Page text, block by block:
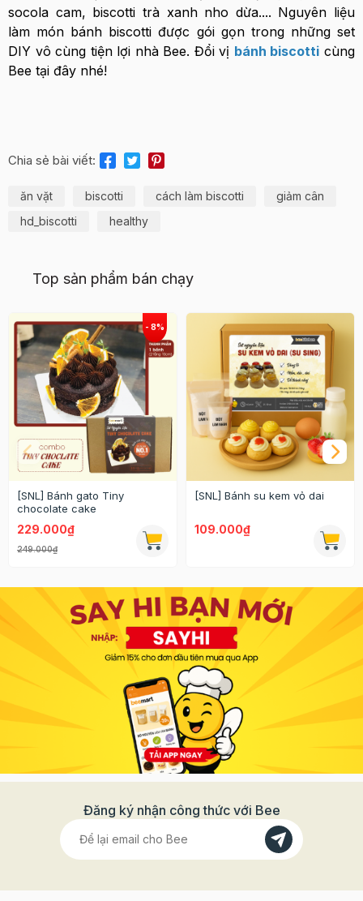
socola cam, biscotti trà xanh nho dừa.... Nguyên liệu
làm món bánh biscotti được gói gọn trong những set
DIY vô cùng tiện lợi nhà Bee. Đổi vị bánh biscotti cùng
Bee tại đây nhé!
Chia sẻ bài viết:
ăn vặt biscotti cách làm biscotti
giảm cân
hd_biscotti
healthy
Top sản phẩm bán chạy
[SNL] Bánh gato Tiny
chocolate cake
229.000₫
249.000₫
[SNL] Bánh su kem vỏ dai
109.000₫
Đăng ký nhận công thức với Bee